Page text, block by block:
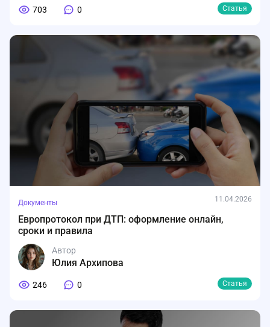
703 0 Статья
Документы 11.04.2026
Европротокол при ДТП: оформление онлайн,
сроки и правила
Автор
Юлия Архипова
246 0 Статья